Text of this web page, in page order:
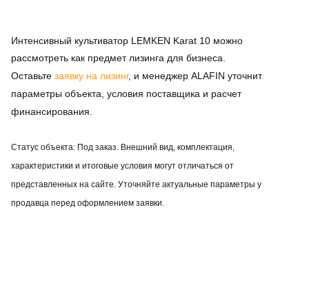
Интенсивный культиватор LEMKEN Karat 10 можно
рассмотреть как предмет лизинга для бизнеса.
Оставьте заявку на лизинг, и менеджер ALAFIN уточнит
параметры объекта, условия поставщика и расчет
финансирования.
Статус объекта: Под заказ. Внешний вид, комплектация,
характеристики и итоговые условия могут отличаться от
представленных на сайте. Уточняйте актуальные параметры у
продавца перед оформлением заявки.